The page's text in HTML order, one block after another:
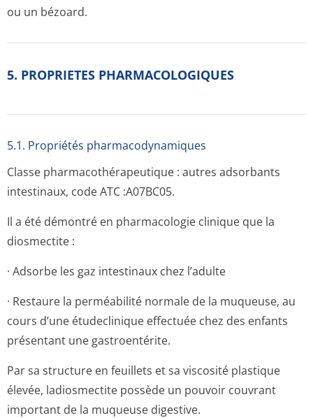
ou un bézoard.
5. PROPRIETES PHARMACOLOGIQUES
5.1. Propriétés pharmacodynami­ques
Classe pharmacothéra­peutique : autres adsorbants
intestinaux, code ATC :A07BC05.
Il a été démontré en pharmacologie clinique que la
diosmectite :
· Adsorbe les gaz intestinaux chez l’adulte
· Restaure la perméabilité normale de la muqueuse, au
cours d’une étudeclinique effectuée chez des enfants
présentant une gastroentérite.
Par sa structure en feuillets et sa viscosité plastique
élevée, ladiosmectite possède un pouvoir couvrant
important de la muqueuse digestive.